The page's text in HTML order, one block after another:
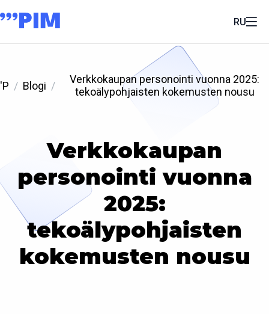
RU
'P Blogi
Verkkokaupan personointi vuonna 2025:
tekoälypohjaisten kokemusten nousu
Verkkokaupan
personointi vuonna
2025:
tekoälypohjaisten
kokemusten nousu